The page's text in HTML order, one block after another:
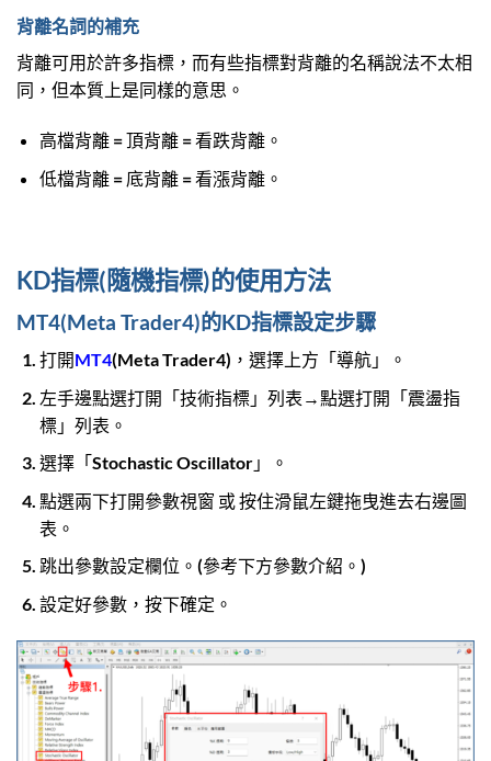
背離名詞的補充
背離可用於許多指標，而有些指標對背離的名稱說法不太相
同，但本質上是同樣的意思。
高檔背離 = 頂背離 = 看跌背離。
低檔背離 = 底背離 = 看漲背離。
KD指標(隨機指標)的使用方法
MT4(Meta Trader4)的KD指標設定步驟
打開MT4(Meta Trader4)，選擇上方「導航」。
左手邊點選打開「技術指標」列表→點選打開「震盪指
標」列表。
選擇「Stochastic Oscillator」。
點選兩下打開參數視窗 或 按住滑鼠左鍵拖曳進去右邊圖
表。
跳出參數設定欄位。(參考下方參數介紹。)
設定好參數，按下確定。